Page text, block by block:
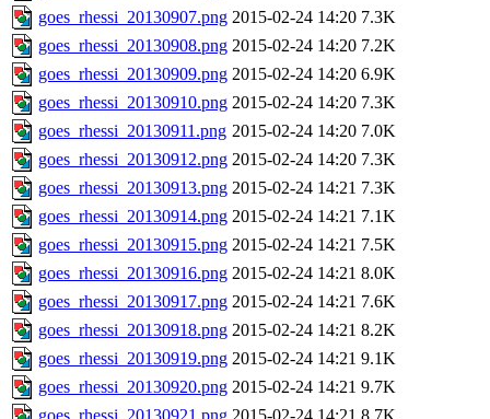
goes_rhessi_20130907.png 2015-02-24 14:20 7.3K
goes_rhessi_20130908.png 2015-02-24 14:20 7.2K
goes_rhessi_20130909.png 2015-02-24 14:20 6.9K
goes_rhessi_20130910.png 2015-02-24 14:20 7.3K
goes_rhessi_20130911.png 2015-02-24 14:20 7.0K
goes_rhessi_20130912.png 2015-02-24 14:20 7.3K
goes_rhessi_20130913.png 2015-02-24 14:21 7.3K
goes_rhessi_20130914.png 2015-02-24 14:21 7.1K
goes_rhessi_20130915.png 2015-02-24 14:21 7.5K
goes_rhessi_20130916.png 2015-02-24 14:21 8.0K
goes_rhessi_20130917.png 2015-02-24 14:21 7.6K
goes_rhessi_20130918.png 2015-02-24 14:21 8.2K
goes_rhessi_20130919.png 2015-02-24 14:21 9.1K
goes_rhessi_20130920.png 2015-02-24 14:21 9.7K